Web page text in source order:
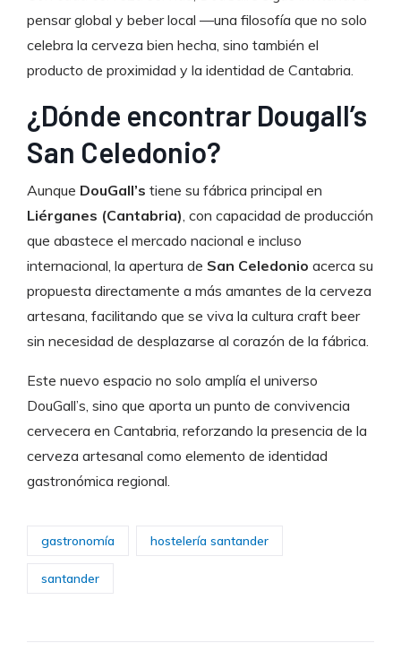
pensar global y beber local —una filosofía que no solo
celebra la cerveza bien hecha, sino también el
producto de proximidad y la identidad de Cantabria.
¿Dónde encontrar Dougall’s
San Celedonio?
Aunque DouGall’s tiene su fábrica principal en
Liérganes (Cantabria) , con capacidad de producción
que abastece el mercado nacional e incluso
internacional, la apertura de San Celedonio acerca su
propuesta directamente a más amantes de la cerveza
artesana, facilitando que se viva la cultura craft beer
sin necesidad de desplazarse al corazón de la fábrica.
Este nuevo espacio no solo amplía el universo
DouGall’s, sino que aporta un punto de convivencia
cervecera en Cantabria, reforzando la presencia de la
cerveza artesanal como elemento de identidad
gastronómica regional.
gastronomía hostelería santander
santander